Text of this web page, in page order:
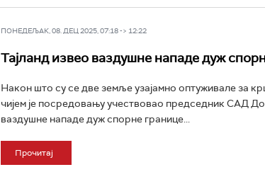
ПОНЕДЕЉАК, 08. ДЕЦ 2025, 07:18 -> 12:22
Тајланд извео ваздушне нападе дуж
Након што су се две земље узајамно оптуживале за
чијем је посредовању учествовао председник САД
ваздушне нападе дуж спорне границе...
Прочитај